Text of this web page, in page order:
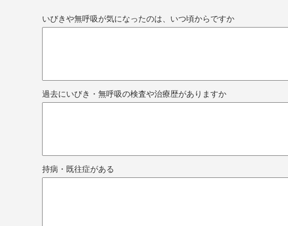
いびきや無呼吸が気になったのは、いつ頃からですか
過去にいびき・無呼吸の検査や治療歴がありますか
持病・既往症がある